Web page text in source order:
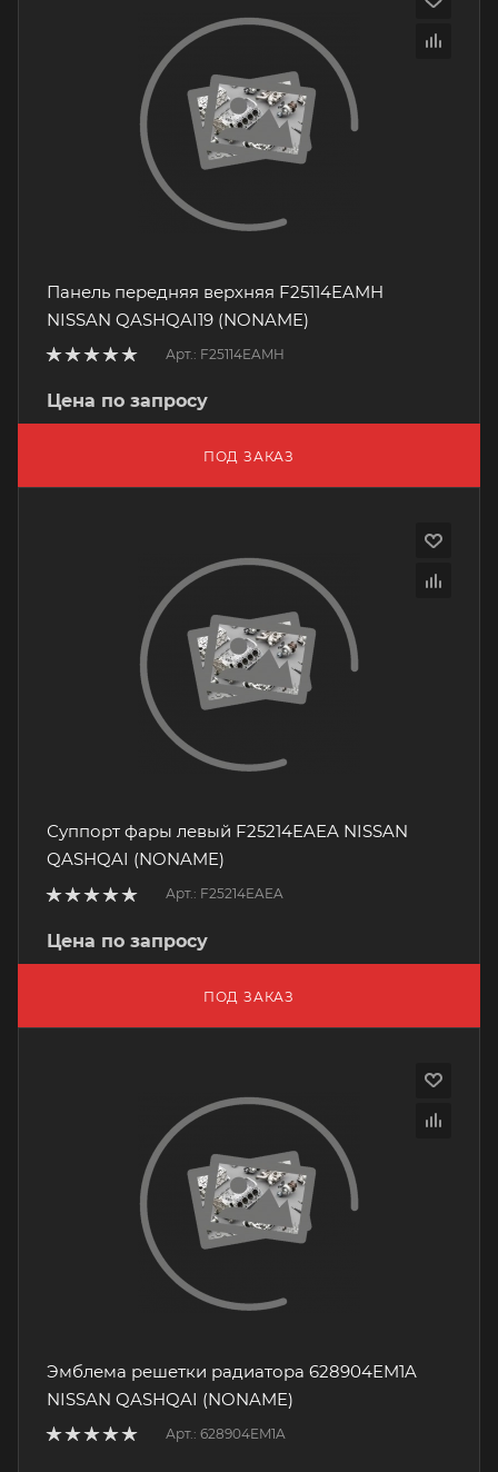
Панель передняя верхняя F25114EAMH
NISSAN QASHQAI19 (NONAME)
Арт.: F25114EAMH
Цена по запросу
ПОД ЗАКАЗ
Суппорт фары левый F25214EAEA NISSAN
QASHQAI (NONAME)
Арт.: F25214EAEA
Цена по запросу
ПОД ЗАКАЗ
Эмблема решетки радиатора 628904EM1A
NISSAN QASHQAI (NONAME)
Арт.: 628904EM1A